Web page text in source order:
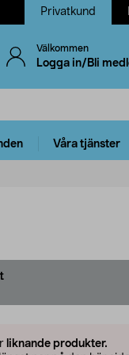
Privatkund
Välkommen
Logga in/Bli
Våra tjänster
liknande produkter.